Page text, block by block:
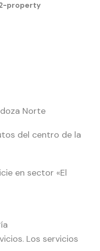
property
Norte
del centro de la
en sector «El
Los servicios